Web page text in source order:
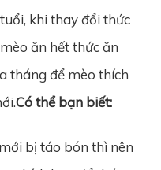
khi thay đổi thức
ăn hết thức ăn
tháng để mèo thích
Có thể bạn biết:
bị táo bón thì nên